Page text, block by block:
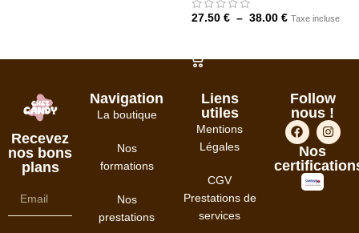
27.50 € – 38.00 € Taxe incluse
Recevez
nos bons
plans
Navigation
La boutique
Nos
formations
Nos
prestations
Liens
utiles
Mentions
Légales
CGV
Prestations de
services
Follow
nous !
Nos